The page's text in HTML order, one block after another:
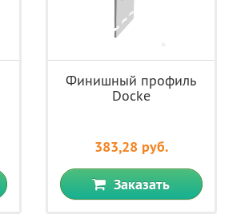
Финишный профиль
Docke
383,28 руб.
Заказать